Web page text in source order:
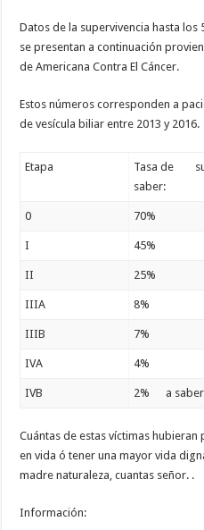
Datos de la supervivencia hasta los
se presentan a continuación
de Americana Contra El Cáncer.
Estos números corresponden a
de vesícula biliar entre 2013 y 2016.
Etapa
Tasa de
saber:
0 70%
I 45%
II 25%
IIIA 8%
IIIB 7%
IVA 4%
IVB 2% a
Cuántas de estas víctimas
en vida ó tener una mayor vida
madre naturaleza, cuantas señor. .
Información: